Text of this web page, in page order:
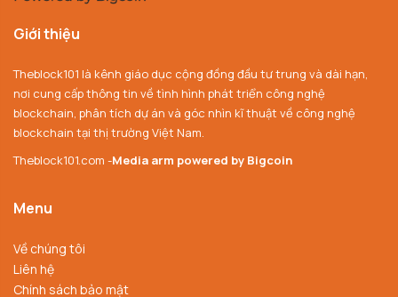
Giới thiệu
Theblock101 là kênh giáo dục cộng đồng đầu tư trung và dài hạn,
nơi cung cấp thông tin về tình hình phát triển công nghệ
blockchain, phân tích dự án và góc nhìn kĩ thuật về công nghệ
blockchain tại thị trường Việt Nam.
Theblock101.com -Media arm powered by Bigcoin
Menu
Về chúng tôi
Liên hệ
Chính sách bảo mật